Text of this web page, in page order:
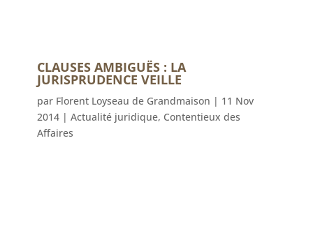
CLAUSES AMBIGUËS : LA
JURISPRUDENCE VEILLE
par Florent Loyseau de Grandmaison | 11 Nov
2014| Actualité juridique, Contentieux des
Affaires